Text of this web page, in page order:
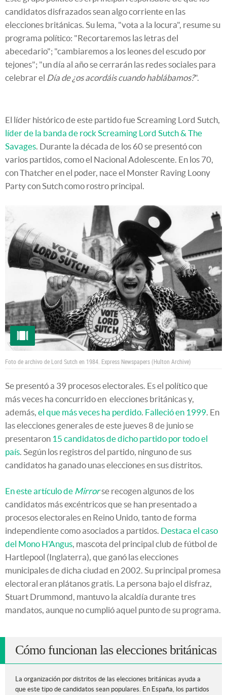
candidatos disfrazados sean algo corriente en las
elecciones británicas. Su lema, "vota a la locura", resume su
programa político: "Recortaremos las letras del
abecedario"; "cambiaremos a los leones del escudo por
tejones"; "un día al año se cerrarán las redes sociales para
celebrar el Día de ¿os acordáis cuando hablábamos?".
El líder histórico de este partido fue Screaming Lord Sutch,
líder de la banda de rock Screaming Lord Sutch & The
Savages. Durante la década de los 60 se presentó con
varios partidos, como el Nacional Adolescente. En los 70,
con Thatcher en el poder, nace el Monster Raving Loony
Party con Sutch como rostro principal.
Foto de archivo de Lord Sutch en 1984. Express Newspapers (Hulton Archive)
Se presentó a 39 procesos electorales. Es el político que
más veces ha concurrido en elecciones británicas y,
además, el que más veces ha perdido. Falleció en 1999. En
las elecciones generales de este jueves 8 de junio se
presentaron 15 candidatos de dicho partido por todo el
país. Según los registros del partido, ninguno de sus
candidatos ha ganado unas elecciones en sus distritos.
En este artículo de Mirrorse recogen algunos de los
candidatos más excéntricos que se han presentado a
procesos electorales en Reino Unido, tanto de forma
independiente como asociados a partidos. Destaca el caso
del Mono H'Angus, mascota del principal club de fútbol de
Hartlepool (Inglaterra), que ganó las elecciones
municipales de dicha ciudad en 2002. Su principal promesa
electoral eran plátanos gratis. La persona bajo el disfraz,
Stuart Drummond, mantuvo la alcaldía durante tres
mandatos, aunque no cumplió aquel punto de su programa.
Cómo funcionan las elecciones británicas
La organización por distritos de las elecciones británicas ayuda a
que este tipo de candidatos sean populares. En España, los partidos